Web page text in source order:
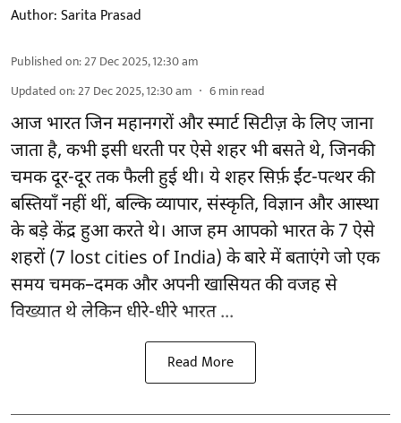
Author:Sarita Prasad
Published on:27 Dec 2025, 12:30 am
Updated on:27 Dec 2025, 12:30 am 6min read
आज भारत जिन महानगरों और स्मार्ट सिटीज़ के लिए जाना
जाता है, कभी इसी धरती पर ऐसे शहर भी बसते थे, जिनकी
चमक दूर-दूर तक फैली हुई थी। ये शहर सिर्फ़ ईंट-पत्थर की
बस्तियाँ नहीं थीं, बल्कि व्यापार, संस्कृति, विज्ञान और आस्था
के बड़े केंद्र हुआ करते थे। आज हम आपको भारत के 7 ऐसे
शहरों (7 lost cities of India) के बारे में बताएंगे जो एक
समय चमक–दमक और अपनी खासियत की वजह से
विख्यात थे लेकिन धीरे-धीरे भारत ...
Read More